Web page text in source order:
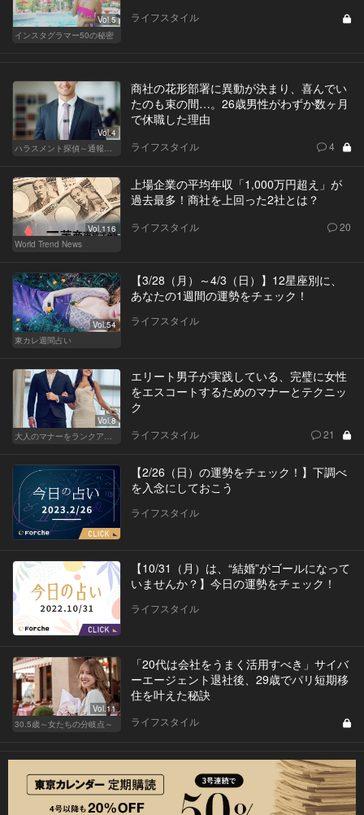
Vol.5
インスタグラマー50の秘密
ライフスタイル
Vol.4
ハラスメント探偵～通報編～
商社の花形部署に異動が決まり、喜んでい
たのも束の間…。26歳男性がわずか数ヶ月
で休職した理由
ライフスタイル 4
Vol.116
World Trend News
上場企業の平均年収「1,000万円超え」が
過去最多！商社を上回った2社とは？
ライフスタイル 20
Vol.54
東カレ週間占い
【3/28（月）～4/3（日）】12星座別に、
あなたの1週間の運勢をチェック！
ライフスタイル
Vol.8
大人のマナーをランクアップせよ
エリート男子が実践している、完璧に女性
をエスコートするためのマナーとテクニッ
ク
ライフスタイル 21
【2/26（日）の運勢をチェック！】下調べ
を入念にしておこう
ライフスタイル
【10/31（月）は、“結婚”がゴールになって
いませんか？】今日の運勢をチェック！
ライフスタイル
Vol.11
30.5歳～女たちの分岐点～
「20代は会社をうまく活用すべき」サイバ
ーエージェント退社後、29歳でパリ短期移
住を叶えた秘訣
ライフスタイル